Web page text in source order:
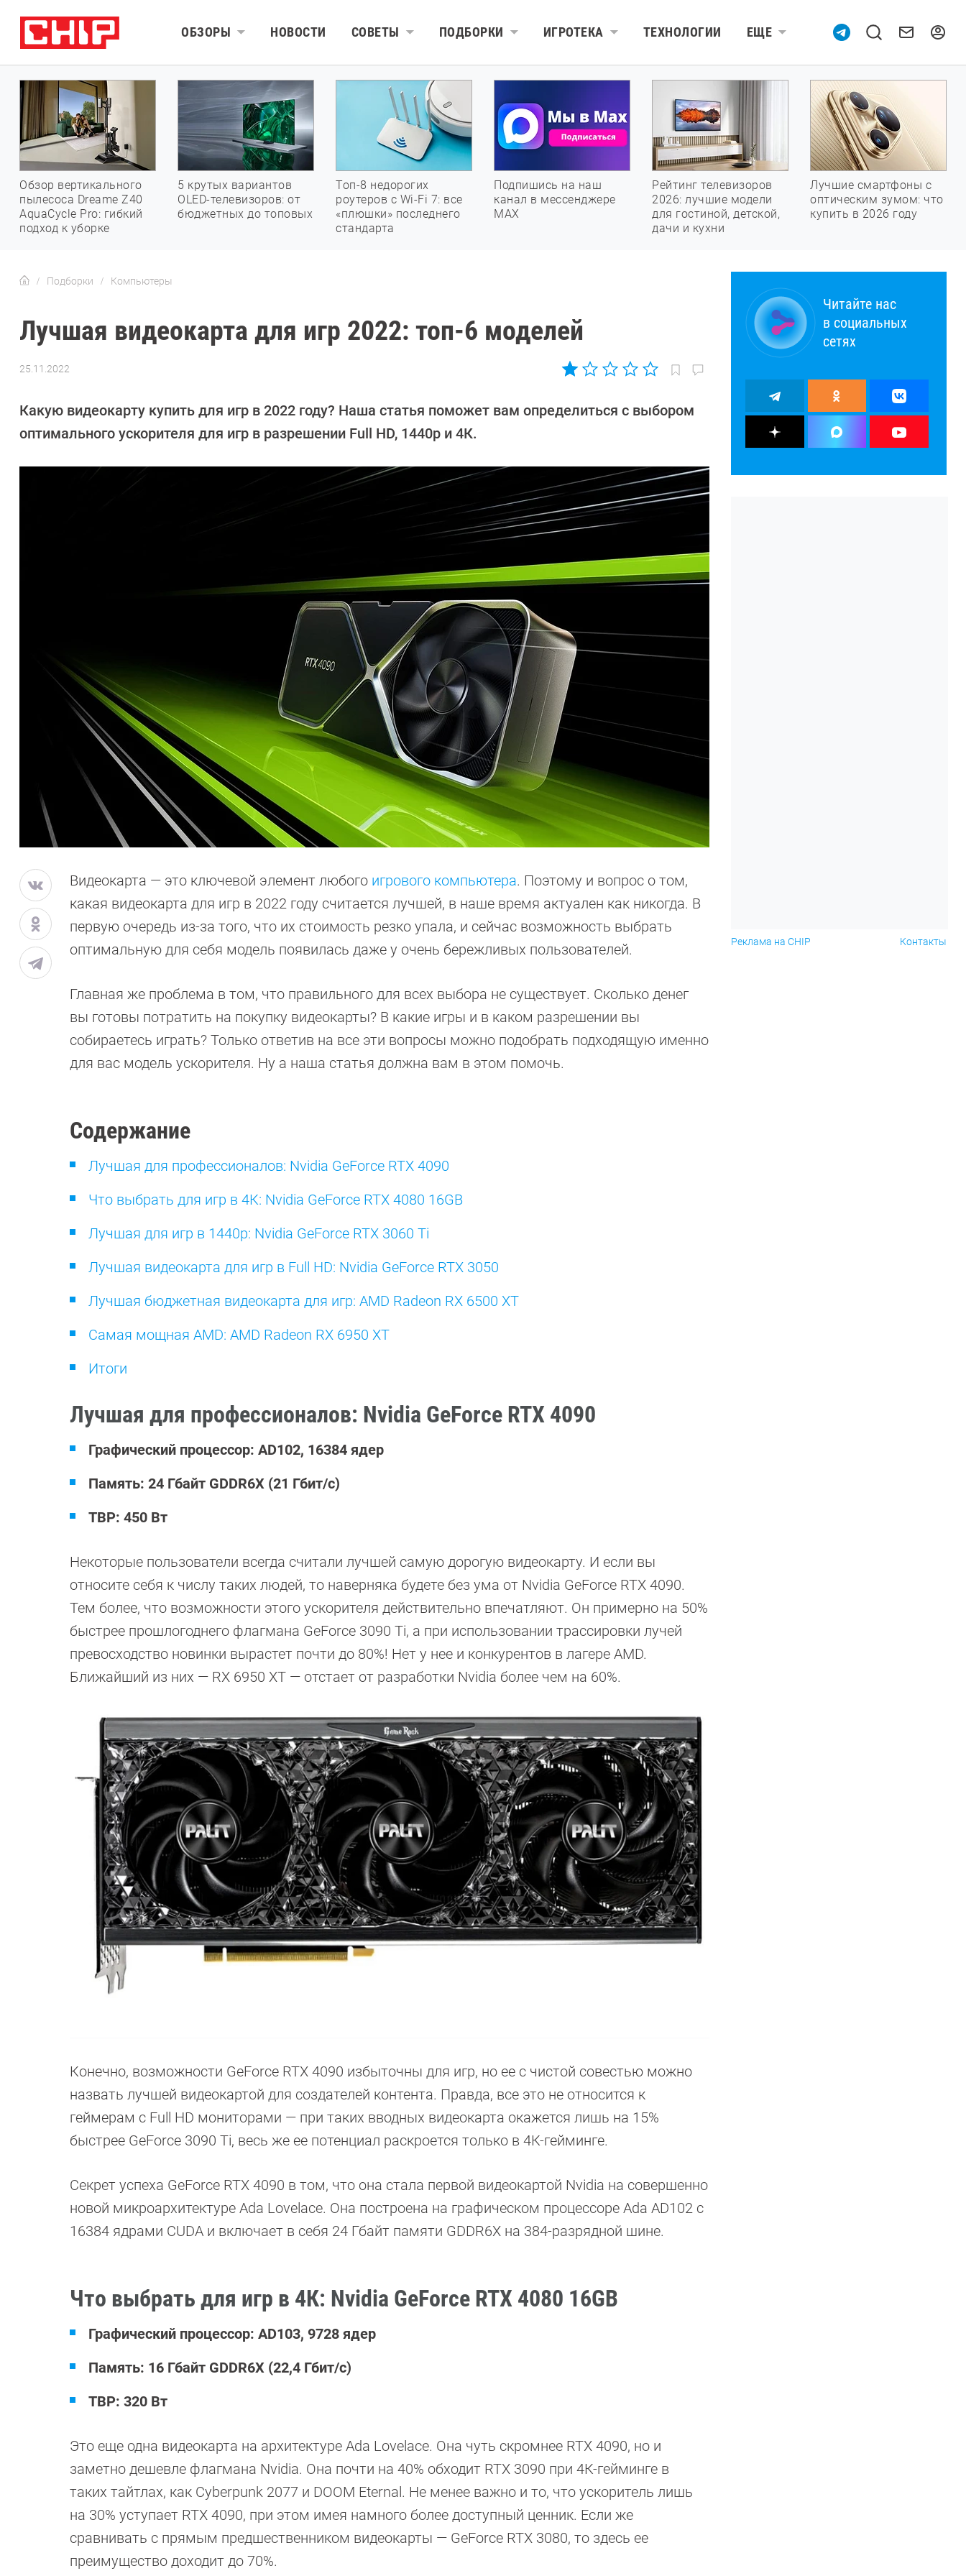
ОБЗОРЫ НОВОСТИ СОВЕТЫ ПОДБОРКИ ИГРОТЕКА ТЕХНОЛОГИИ ЕЩЕ
Обзор вертикального
пылесоса Dreame Z40
AquaCycle Pro: гибкий
подход к уборке
5 крутых вариантов
OLED-телевизоров: от
бюджетных до топовых
Топ-8 недорогих
роутеров с Wi-Fi 7: все
«плюшки» последнего
стандарта
Подпишись на наш
канал в мессенджере
МАХ
Рейтинг телевизоров
2026: лучшие модели
для гостиной, детской,
дачи и кухни
Лучшие смартфоны с
оптическим зумом: что
купить в 2026 году
Подборки Компьютеры
Лучшая видеокарта для игр 2022: топ-6 моделей
25.11.2022
Какую видеокарту купить для игр в 2022 году? Наша статья поможет вам определиться с выбором
оптимального ускорителя для игр в разрешении Full HD, 1440p и 4К.
Видеокарта — это ключевой элемент любого игрового компьютера. Поэтому и вопрос о том,
какая видеокарта для игр в 2022 году считается лучшей, в наше время актуален как никогда. В
первую очередь из-за того, что их стоимость резко упала, и сейчас возможность выбрать
оптимальную для себя модель появилась даже у очень бережливых пользователей.
Главная же проблема в том, что правильного для всех выбора не существует. Сколько денег
вы готовы потратить на покупку видеокарты? В какие игры и в каком разрешении вы
собираетесь играть? Только ответив на все эти вопросы можно подобрать подходящую именно
для вас модель ускорителя. Ну а наша статья должна вам в этом помочь.
Содержание
Лучшая для профессионалов: Nvidia GeForce RTX 4090
Что выбрать для игр в 4К: Nvidia GeForce RTX 4080 16GB
Лучшая для игр в 1440p: Nvidia GeForce RTX 3060 Ti
Лучшая видеокарта для игр в Full HD: Nvidia GeForce RTX 3050
Лучшая бюджетная видеокарта для игр: AMD Radeon RX 6500 XT
Самая мощная AMD: AMD Radeon RX 6950 XT
Итоги
Лучшая для профессионалов: Nvidia GeForce RTX 4090
Графический процессор: AD102, 16384 ядер
Память: 24 Гбайт GDDR6X (21 Гбит/с)
TBP: 450 Вт
Некоторые пользователи всегда считали лучшей самую дорогую видеокарту. И если вы
относите себя к числу таких людей, то наверняка будете без ума от Nvidia GeForce RTX 4090.
Тем более, что возможности этого ускорителя действительно впечатляют. Он примерно на 50%
быстрее прошлогоднего флагмана GeForce 3090 Ti, а при использовании трассировки лучей
превосходство новинки вырастет почти до 80%! Нет у нее и конкурентов в лагере AMD.
Ближайший из них — RX 6950 XT — отстает от разработки Nvidia более чем на 60%.
Конечно, возможности GeForce RTX 4090 избыточны для игр, но ее с чистой совестью можно
назвать лучшей видеокартой для создателей контента. Правда, все это не относится к
геймерам с Full HD мониторами — при таких вводных видеокарта окажется лишь на 15%
быстрее GeForce 3090 Ti, весь же ее потенциал раскроется только в 4К-гейминге.
Секрет успеха GeForce RTX 4090 в том, что она стала первой видеокартой Nvidia на совершенно
новой микроархитектуре Ada Lovelace. Она построена на графическом процессоре Ada AD102 с
16384 ядрами CUDA и включает в себя 24 Гбайт памяти GDDR6X на 384-разрядной шине.
Что выбрать для игр в 4К: Nvidia GeForce RTX 4080 16GB
Графический процессор: AD103, 9728 ядер
Память: 16 Гбайт GDDR6X (22,4 Гбит/с)
TBP: 320 Вт
Это еще одна видеокарта на архитектуре Ada Lovelace. Она чуть скромнее RTX 4090, но и
заметно дешевле флагмана Nvidia. Она почти на 40% обходит RTX 3090 при 4К-гейминге в
таких тайтлах, как Cyberpunk 2077 и DOOM Eternal. Не менее важно и то, что ускоритель лишь
на 30% уступает RTX 4090, при этом имея намного более доступный ценник. Если же
сравнивать с прямым предшественником видеокарты — GeForce RTX 3080, то здесь ее
преимущество доходит до 70%.
Читайте нас
в социальных
сетях
Реклама на CHIP Контакты